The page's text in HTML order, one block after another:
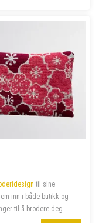
til sine
inn i både butikk og
til å brodere deg